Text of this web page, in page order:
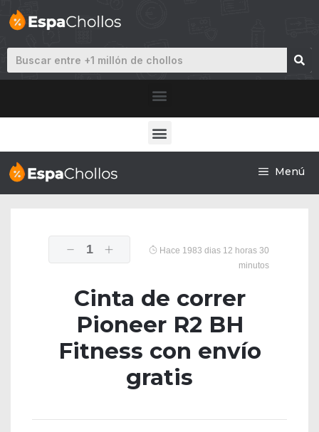
Menú
1
Hace 1983 dias 12 horas 30
minutos
Cinta de correr
Pioneer R2 BH
Fitness con envío
gratis